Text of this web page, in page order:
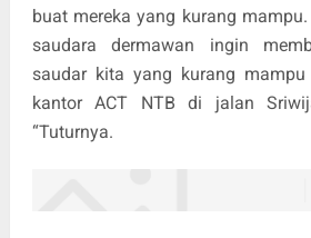
buat mereka yang kurang
saudara dermawan ingin
saudar kita yang kurang
kantor ACT NTB di jalan
“Tuturnya.